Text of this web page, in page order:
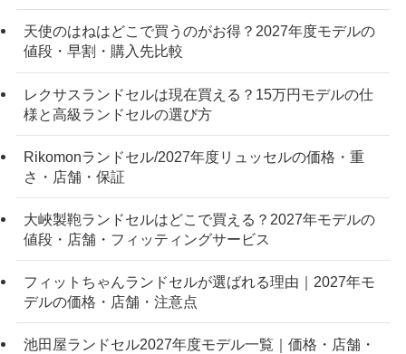
天使のはねはどこで買うのがお得？2027年度モデルの
値段・早割・購入先比較
レクサスランドセルは現在買える？15万円モデルの仕
様と高級ランドセルの選び方
Rikomonランドセル/2027年度リュッセルの価格・重
さ・店舗・保証
大峽製鞄ランドセルはどこで買える？2027年モデルの
値段・店舗・フィッティングサービス
フィットちゃんランドセルが選ばれる理由｜2027年モ
デルの価格・店舗・注意点
池田屋ランドセル2027年度モデル一覧｜価格・店舗・